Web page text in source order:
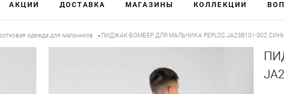
АКЦИИ ДОСТАВКА МАГАЗИНЫ КОЛЛЕКЦИИ
одежда для мальчиков • ПИДЖАК-БОМБЕР ДЛЯ МАЛЬЧИКА PEPLOS JA23B101-302